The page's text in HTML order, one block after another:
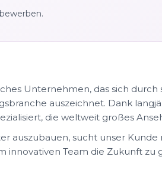
Unternehmen, das sich
auszeichnet. Dank
die weltweit großes
auszubauen, sucht unser
innovativen Team die Zukunft